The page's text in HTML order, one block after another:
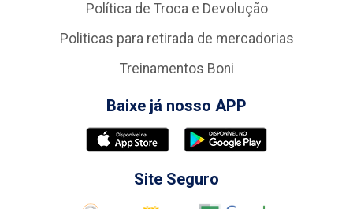
Política de Troca e Devolução
Politicas para retirada de mercadorias
Treinamentos Boni
Baixe já nosso APP
Site Seguro